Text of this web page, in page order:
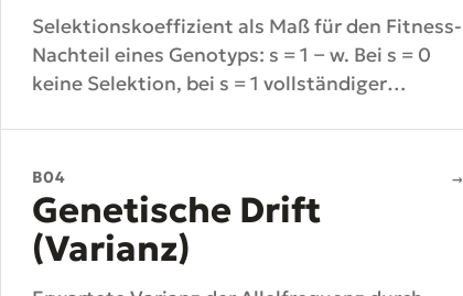
Selektionskoeffizient als Maß für den Fitness-
Nachteil eines Genotyps: s = 1 − w. Bei s = 0
keine Selektion, bei s = 1 vollständiger
B04 →
Genetische Drift
(Varianz)